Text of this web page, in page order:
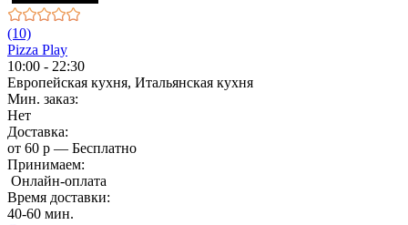
(10)
Pizza Play
10:00 - 22:30
Европейская кухня, Итальянская кухня
Мин. заказ:
Нет
Доставка:
от 60 р — Бесплатно
Принимаем:
Онлайн-оплата
Время доставки:
40-60 мин.